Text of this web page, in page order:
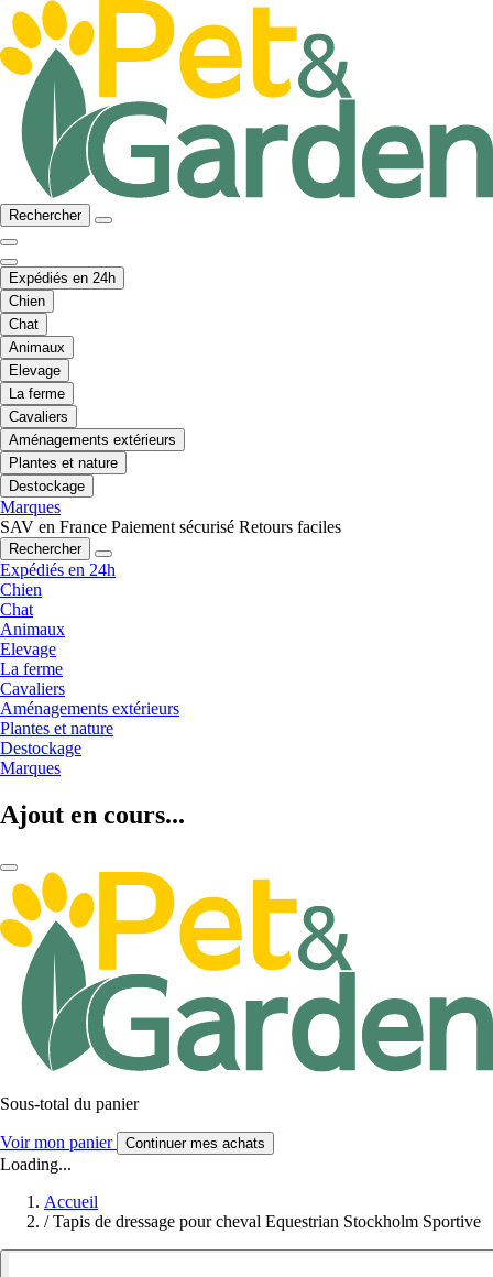
Rechercher
Expédiés en 24h
Chien
Chat
Animaux
Elevage
La ferme
Cavaliers
Aménagements extérieurs
Plantes et nature
Destockage
Marques
SAV en France Paiement sécurisé Retours faciles
Rechercher
Expédiés en 24h
Chien
Chat
Animaux
Elevage
La ferme
Cavaliers
Aménagements extérieurs
Plantes et nature
Destockage
Marques
Ajout en cours...
Sous-total du panier
Voir mon panier Continuer mes achats
Loading...
Accueil
/ Tapis de dressage pour cheval Equestrian Stockholm Sportive